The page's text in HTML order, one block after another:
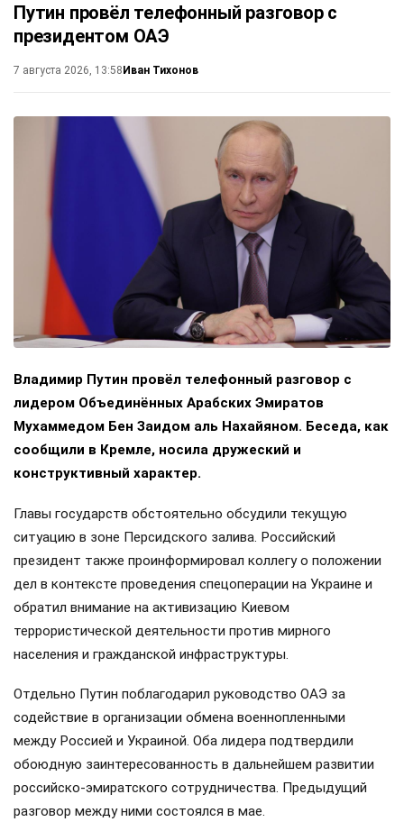
Путин провёл телефонный разговор с
президентом ОАЭ
7 августа 2026, 13:58Иван Тихонов
Владимир Путин провёл телефонный разговор с
лидером Объединённых Арабских Эмиратов
Мухаммедом Бен Заидом аль Нахайяном. Беседа, как
сообщили в Кремле, носила дружеский и
конструктивный характер.
Главы государств обстоятельно обсудили текущую
ситуацию в зоне Персидского залива. Российский
президент также проинформировал коллегу о положении
дел в контексте проведения спецоперации на Украине и
обратил внимание на активизацию Киевом
террористической деятельности против мирного
населения и гражданской инфраструктуры.
Отдельно Путин поблагодарил руководство ОАЭ за
содействие в организации обмена военнопленными
между Россией и Украиной. Оба лидера подтвердили
обоюдную заинтересованность в дальнейшем развитии
российско-эмиратского сотрудничества. Предыдущий
разговор между ними состоялся в мае.